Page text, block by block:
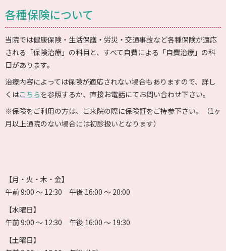
各種保険について
当院では健康保険・生活保護・労災・交通事故など各種保険が適応
される「保険治療」の科目と、すべて自費による「自費治療」の科
目があります。
治療内容によっては保険が適応されない場合もありますので、詳し
くはこちらを参照するか、直接お電話にてお問い合わせ下さい。
※保険をご利用の方は、ご来院の際に保険証をご持参下さい。（1ヶ
月以上通院のない場合には初診扱いとなります）
【月・火・木・金】
午前 9:00 〜 12:30 午後 16:00 〜 20:00
【水曜日】
午前 9:00 〜 12:30 午後 16:00 〜 19:30
【土曜日】